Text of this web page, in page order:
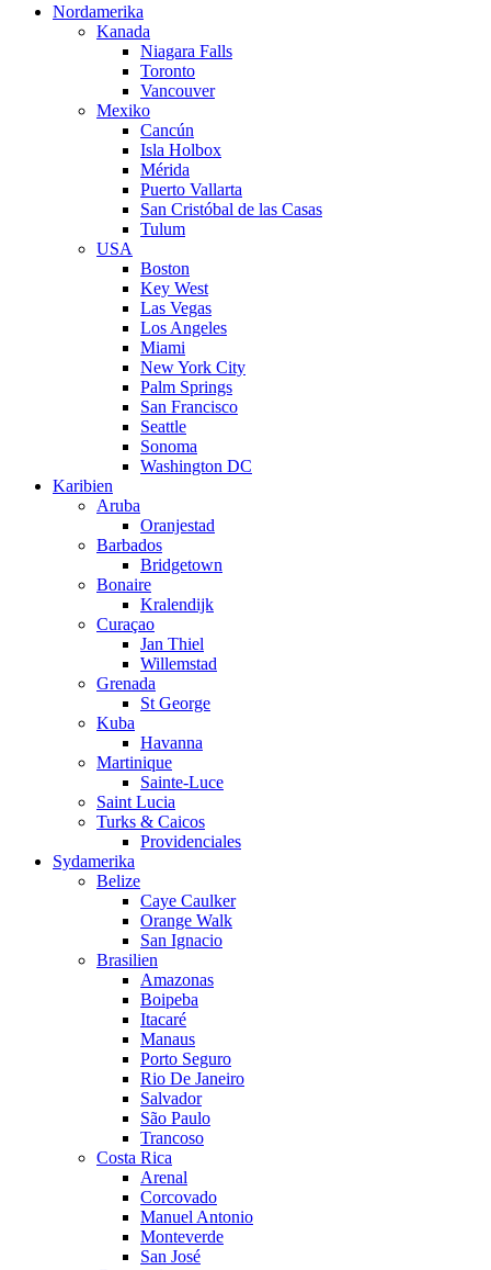
Nordamerika
Kanada
Niagara Falls
Toronto
Vancouver
Mexiko
Cancún
Isla Holbox
Mérida
Puerto Vallarta
San Cristóbal de las Casas
Tulum
USA
Boston
Key West
Las Vegas
Los Angeles
Miami
New York City
Palm Springs
San Francisco
Seattle
Sonoma
Washington DC
Karibien
Aruba
Oranjestad
Barbados
Bridgetown
Bonaire
Kralendijk
Curaçao
Jan Thiel
Willemstad
Grenada
St George
Kuba
Havanna
Martinique
Sainte-Luce
Saint Lucia
Turks & Caicos
Providenciales
Sydamerika
Belize
Caye Caulker
Orange Walk
San Ignacio
Brasilien
Amazonas
Boipeba
Itacaré
Manaus
Porto Seguro
Rio De Janeiro
Salvador
São Paulo
Trancoso
Costa Rica
Arenal
Corcovado
Manuel Antonio
Monteverde
San José